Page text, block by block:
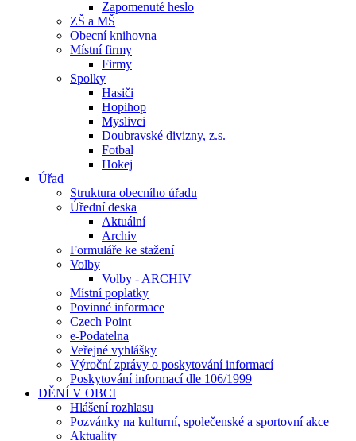
Zapomenuté heslo
ZŠ a MŠ
Obecní knihovna
Místní firmy
Firmy
Spolky
Hasiči
Hopihop
Myslivci
Doubravské divizny, z.s.
Fotbal
Hokej
Úřad
Struktura obecního úřadu
Úřední deska
Aktuální
Archiv
Formuláře ke stažení
Volby
Volby - ARCHIV
Místní poplatky
Povinné informace
Czech Point
e-Podatelna
Veřejné vyhlášky
Výroční zprávy o poskytování informací
Poskytování informací dle 106/1999
DĚNÍ V OBCI
Hlášení rozhlasu
Pozvánky na kulturní, společenské a sportovní akce
Aktuality